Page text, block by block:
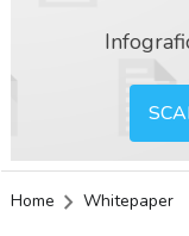
Home Whitepaper